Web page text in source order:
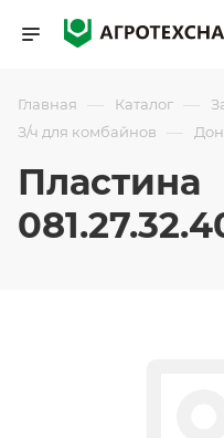
Главная — Каталог —
З/ч для комбайнов —
Пластина